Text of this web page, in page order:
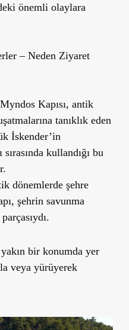
önemli olaylara
– Neden Ziyaret
Kapısı, antik
tanıklık eden
İskender’in
kullandığı bu
dönemlerde şehre
şehrin savunma
bir konumda yer
veya yürüyerek